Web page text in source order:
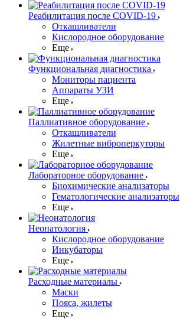
Реабилитация после COVID-19
Откашливатели
Кислородное оборудование
Еще
Функциональная диагностика
Мониторы пациента
Аппараты УЗИ
Еще
Паллиативное оборудование
Откашливатели
Жилетные виброперкуторы
Еще
Лабораторное оборудование
Биохимические анализаторы
Гематологические анализаторы
Еще
Неонатология
Кислородное оборудование
Инкубаторы
Еще
Расходные материалы
Маски
Пояса, жилеты
Еще